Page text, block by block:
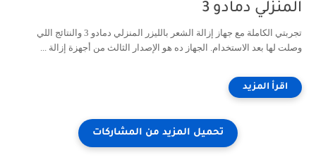
المنزلي دمادو 3
تجربتي الكاملة مع جهاز إزالة الشعر بالليزر المنزلي دمادو 3 والنتائج اللي
وصلت لها بعد الاستخدام. الجهاز ده هو الإصدار الثالث من أجهزة إزالة ...